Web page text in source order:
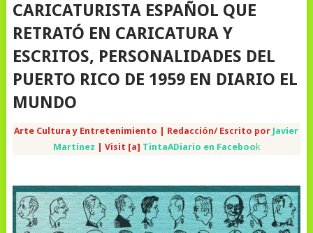
CARICATURISTA ESPAÑOL QUE
RETRATÓ EN CARICATURA Y
ESCRITOS, PERSONALIDADES DEL
PUERTO RICO DE 1959 EN DIARIO EL
MUNDO
Arte Cultura y Entretenimiento | Redacción/ Escrito por Javier
Martínez | Visit [a] TintaADiario en Faceboo k